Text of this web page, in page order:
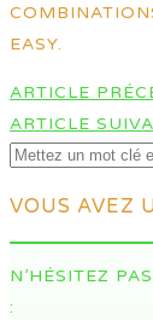
EASY.
DES
ARTICLES
ARTICLE
ARTICLE
VOUS AVEZ
N’HÉSITEZ
: